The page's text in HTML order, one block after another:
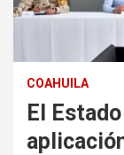
COAHUILA
El